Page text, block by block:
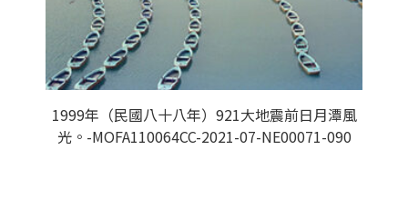
1999年（民國八十八年）921大地震前日月潭風
光。-MOFA110064CC-2021-07-NE00071-090